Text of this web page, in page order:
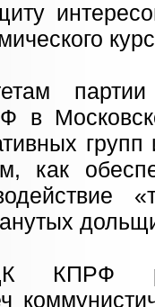
в
групп
как
КПРФ